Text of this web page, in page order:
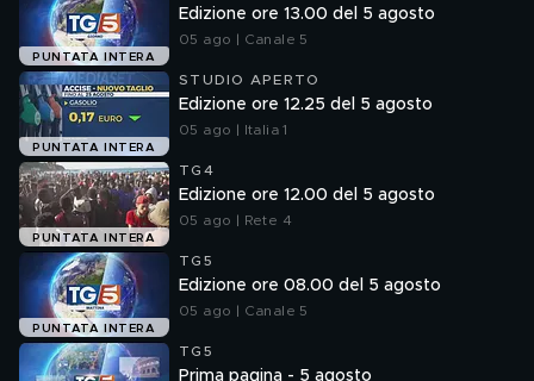
PUNTATA INTERA
Edizione ore 13.00 del 5 agosto
05 ago | Canale 5
PUNTATA INTERA
STUDIO APERTO
Edizione ore 12.25 del 5 agosto
05 ago | Italia 1
PUNTATA INTERA
TG4
Edizione ore 12.00 del 5 agosto
05 ago | Rete 4
PUNTATA INTERA
TG5
Edizione ore 08.00 del 5 agosto
05 ago | Canale 5
TG5
Prima pagina - 5 agosto